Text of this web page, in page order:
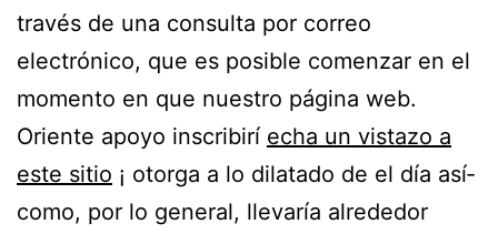
través de una consulta por correo
electrónico, que es posible comenzar en el
momento en que nuestro página web.
Oriente apoyo inscribirí echa un vistazo a
este sitio ¡ otorga a lo dilatado de el día así­
como, por lo general, llevaría alrededor